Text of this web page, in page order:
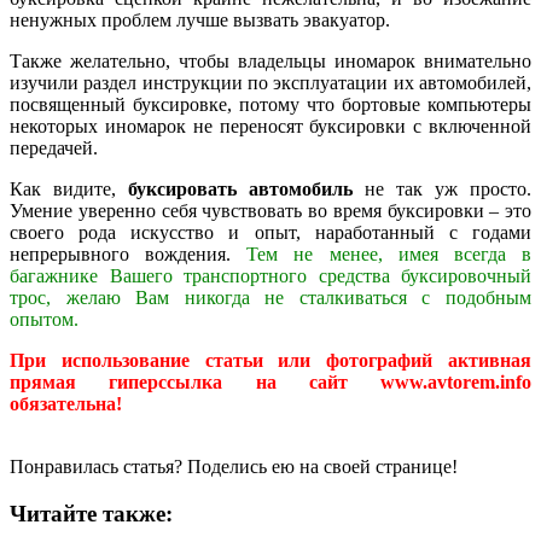
ненужных проблем лучше вызвать эвакуатор.
Также желательно, чтобы владельцы иномарок внимательно
изучили раздел инструкции по эксплуатации их автомобилей,
посвященный буксировке, потому что бортовые компьютеры
некоторых иномарок не переносят буксировки с включенной
передачей.
Как видите, буксировать автомобиль не так уж просто.
Умение уверенно себя чувствовать во время буксировки – это
своего рода искусство и опыт, наработанный с годами
непрерывного вождения.Тем не менее, имея всегда в
багажнике Вашего транспортного средства буксировочный
трос, желаю Вам никогда не сталкиваться с подобным
опытом.
При использование статьи или фотографий активная
прямая гиперссылка на сайт www.avtorem.info
обязательна!
Понравилась статья? Поделись ею на своей странице!
Читайте также: